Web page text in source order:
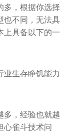
多，根据你选择
也不同，无法具
上具备以下的一
业生存睁饥能力
多，经验也就越
心雀斗技术问